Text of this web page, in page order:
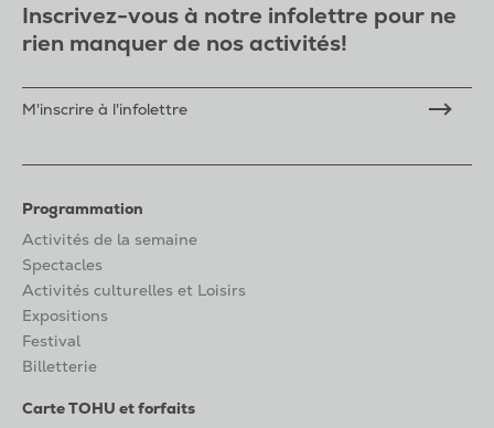
Inscrivez-vous à notre infolettre pour ne
rien manquer de nos activités!
M'inscrire à l'infolettre
Programmation
Activités de la semaine
Spectacles
Activités culturelles et Loisirs
Expositions
Festival
Billetterie
Carte TOHU et forfaits